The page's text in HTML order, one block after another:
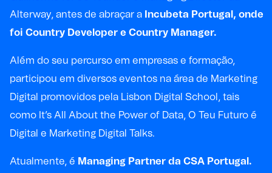
Alterway, antes de abraçar a Incubeta Portugal, onde
foi Country Developer e Country Manager.
Além do seu percurso em empresas e formação,
participou em diversos eventos na área de Marketing
Digital promovidos pela Lisbon Digital School, tais
como It’s All About the Power of Data, O Teu Futuro é
Digital e Marketing Digital Talks.
Atualmente, é Managing Partner da CSA Portugal.